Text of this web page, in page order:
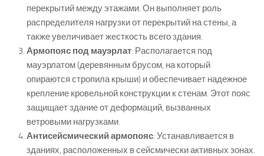
перекрытий между этажами. Он выполняет роль
распределителя нагрузки от перекрытий на стены, а
также увеличивает жесткость всего здания.
Армопояс под мауэрлат: Располагается под
мауэрлатом (деревянным брусом, на который
опираются стропила крыши) и обеспечивает надежное
крепление кровельной конструкции к стенам. Этот пояс
защищает здание от деформаций, вызванных
ветровыми нагрузками.
Антисейсмический армопояс: Устанавливается в
зданиях, расположенных в сейсмически активных зонах.